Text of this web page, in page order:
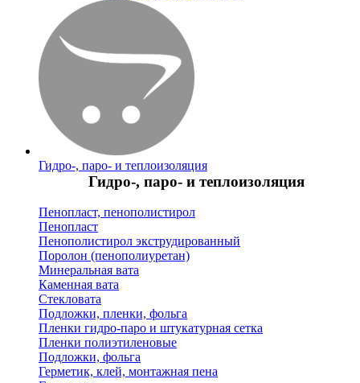
Гидро-, паро- и теплоизоляция
Гидро-, паро- и теплоизоляция
Пенопласт, пенополистирол
Пенопласт
Пенополистирол экструдированный
Поролон (пенополиуретан)
Минеральная вата
Каменная вата
Стекловата
Подложки, пленки, фольга
Пленки гидро-паро и штукатурная сетка
Пленки полиэтиленовые
Подложки, фольга
Герметик, клей, монтажная пена